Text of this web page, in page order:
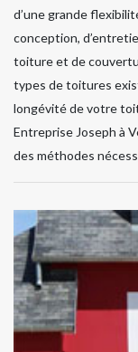
d’une grande
conception,
toiture et de
types de toitures
longévité de votre
Entreprise Joseph à
des méthodes